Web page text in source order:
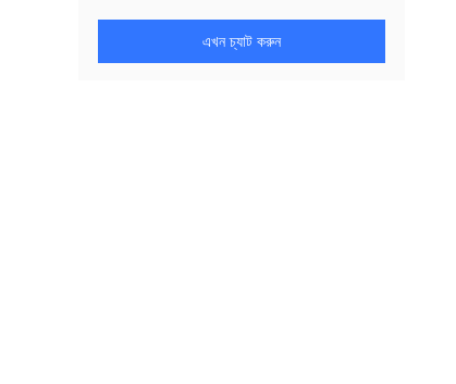
এখন চ্যাট করুন